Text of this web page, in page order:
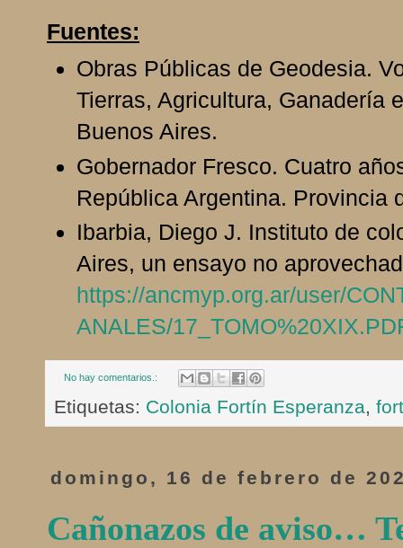
Fuentes:
Obras Públicas de Geodesia.
Tierras, Agricultura, Ganadería
Buenos Aires.
Gobernador Fresco. Cuatro
República Argentina. Provincia
Ibarbia, Diego J. Instituto de
Aires, un ensayo no
https://ancmyp.org.ar/user/
ANALES/
No hay comentarios.:
Etiquetas: Colonia Fortín Esperanza,
domingo, 16 de febrero de
Cañonazos de aviso…